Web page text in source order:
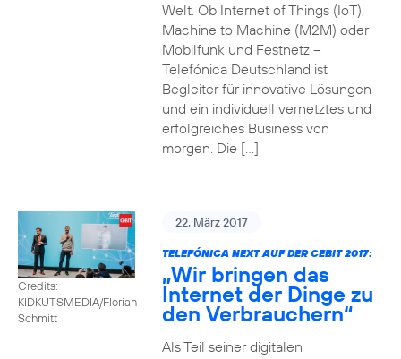
Welt. Ob Internet of Things (IoT),
Machine to Machine (M2M) oder
Mobilfunk und Festnetz –
Telefónica Deutschland ist
Begleiter für innovative Lösungen
und ein individuell vernetztes und
erfolgreiches Business von
morgen. Die […]
Credits:
KIDKUTSMEDIA/Florian
Schmitt
22. März 2017
TELEFÓNICA NEXT AUF DER CEBIT 2017:
„Wir bringen das
Internet der Dinge zu
den Verbrauchern“
Als Teil seiner digitalen